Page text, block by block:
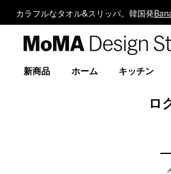
カラフルなタオル&スリッパ。韓国発
新商品 ホーム キッチン
ロ